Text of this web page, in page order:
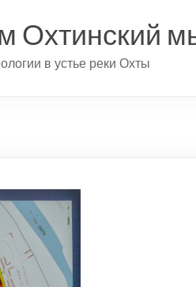
Охтинский
в устье реки Охты